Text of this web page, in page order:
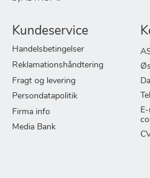
Kundeservice
Handelsbetingelser
Reklamationshåndtering
Fragt og levering
Persondatapolitik
Firma info
Media Bank